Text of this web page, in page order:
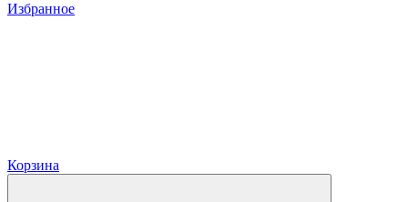
Избранное
Корзина